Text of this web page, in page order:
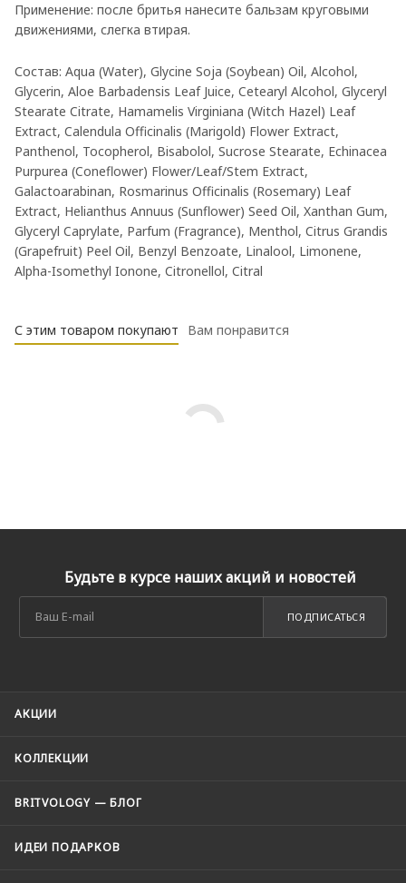
Применение: после бритья нанесите бальзам круговыми
движениями, слегка втирая.
Состав: Aqua (Water), Glycine Soja (Soybean) Oil, Alcohol,
Glycerin, Aloe Barbadensis Leaf Juice, Cetearyl Alcohol, Glyceryl
Stearate Citrate, Hamamelis Virginiana (Witch Hazel) Leaf
Extract, Calendula Officinalis (Marigold) Flower Extract,
Panthenol, Tocopherol, Bisabolol, Sucrose Stearate, Echinacea
Purpurea (Coneflower) Flower/Leaf/Stem Extract,
Galactoarabinan, Rosmarinus Officinalis (Rosemary) Leaf
Extract, Helianthus Annuus (Sunflower) Seed Oil, Xanthan Gum,
Glyceryl Caprylate, Parfum (Fragrance), Menthol, Citrus Grandis
(Grapefruit) Peel Oil, Benzyl Benzoate, Linalool, Limonene,
Alpha-Isomethyl Ionone, Citronellol, Citral
С этим товаром покупают Вам понравится
Будьте в курсе наших акций и новостей
ПОДПИСАТЬСЯ
АКЦИИ
КОЛЛЕКЦИИ
BRITVOLOGY — БЛОГ
ИДЕИ ПОДАРКОВ